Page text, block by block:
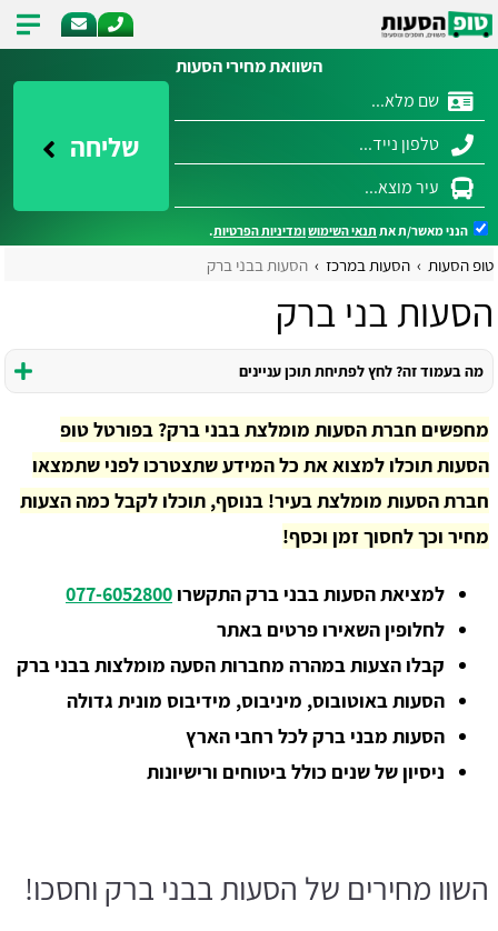
השוואת מחירי הסעות
שליחה
הנני מאשר/ת את תנאי השימושומדיניות הפרטיות.
טופ הסעות הסעות במרכז הסעות בבני ברק
הסעות בני ברק
מה בעמוד זה? לחץ לפתיחת תוכן עניינים
מחפשים חברת הסעות מומלצת בבני ברק? בפורטל טופ
הסעות תוכלו למצוא את כל המידע שתצטרכו לפני שתמצאו
חברת הסעות מומלצת בעיר! בנוסף, תוכלו לקבל כמה הצעות
מחיר וכך לחסוך זמן וכסף!
למציאת הסעות בבני ברק התקשרו 077-6052800
לחלופין השאירו פרטים באתר
קבלו הצעות במהרה מחברות הסעה מומלצות בבני ברק
הסעות באוטובוס, מיניבוס, מידיבוס מונית גדולה
הסעות מבני ברק לכל רחבי הארץ
ניסיון של שנים כולל ביטוחים ורישיונות
השוו מחירים של הסעות בבני ברק וחסכו!